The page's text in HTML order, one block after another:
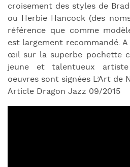
croisement des styles de
ou Herbie Hancock (des
référence que comme
est largement recommandé.
œil sur la superbe pochette
jeune et talentueux
oeuvres sont signées L’Art de
Article Dragon Jazz 09/2015